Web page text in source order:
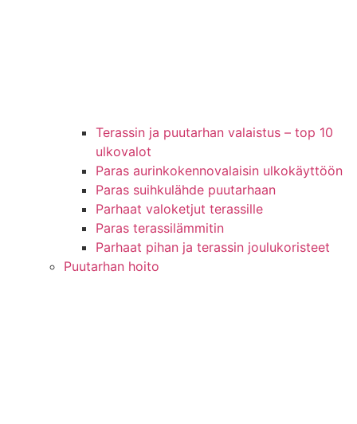
Terassin ja puutarhan valaistus – top 10
ulkovalot
Paras aurinkokennovalaisin ulkokäyttöön
Paras suihkulähde puutarhaan
Parhaat valoketjut terassille
Paras terassilämmitin
Parhaat pihan ja terassin joulukoristeet
Puutarhan hoito